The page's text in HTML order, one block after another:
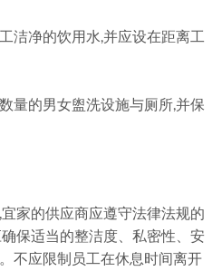
洁净的饮用水,并应设在距离工
量的男女盥洗设施与厕所,并保
家的供应商应遵守法律法规的
保适当的整洁度、私密性、安
不应限制员工在休息时间离开